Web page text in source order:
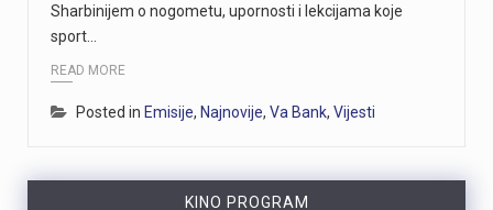
Sharbinijem o nogometu, upornosti i lekcijama koje
sport…
READ MORE
Posted in Emisije, Najnovije, Va Bank, Vijesti
KINO PROGRAM